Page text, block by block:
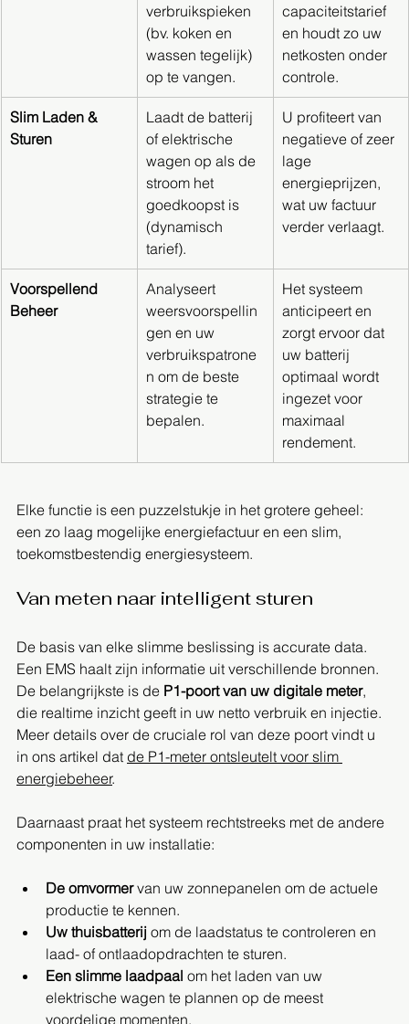
verbruikspieken
(bv. koken en
wassen tegelijk)
op te vangen.
capaciteitstarief
en houdt zo uw
netkosten onder
controle.
Slim Laden &
Sturen
Laadt de batterij
of elektrische
wagen op als de
stroom het
goedkoopst is
(dynamisch
tarief).
U profiteert van
negatieve of zeer
lage
energieprijzen,
wat uw factuur
verder verlaagt.
Voorspellend
Beheer
Analyseert
weersvoorspellin
gen en uw
verbruikspatrone
n om de beste
strategie te
bepalen.
Het systeem
anticipeert en
zorgt ervoor dat
uw batterij
optimaal wordt
ingezet voor
maximaal
rendement.
Elke functie is een puzzelstukje in het grotere geheel:
een zo laag mogelijke energiefactuur en een slim,
toekomstbestendig energiesysteem.
Van meten naar intelligent sturen
De basis van elke slimme beslissing is accurate data.
Een EMS haalt zijn informatie uit verschillende bronnen.
De belangrijkste is de P1-poort van uw digitale meter,
die realtime inzicht geeft in uw netto verbruik en injectie.
Meer details over de cruciale rol van deze poort vindt u
in ons artikel dat de P1-meter ontsleutelt voor slim
energiebeheer.
Daarnaast praat het systeem rechtstreeks met de andere
componenten in uw installatie:
De omvormer van uw zonnepanelen om de actuele
productie te kennen.
Uw thuisbatterij om de laadstatus te controleren en
laad- of ontlaadopdrachten te sturen.
Een slimme laadpaal om het laden van uw
elektrische wagen te plannen op de meest
voordelige momenten.